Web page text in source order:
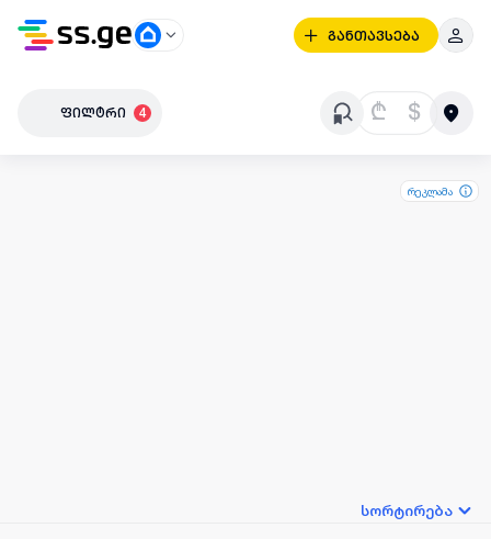
განთავსება
ფილტრი 4 ₾ $
რეკლამა
სორტირება